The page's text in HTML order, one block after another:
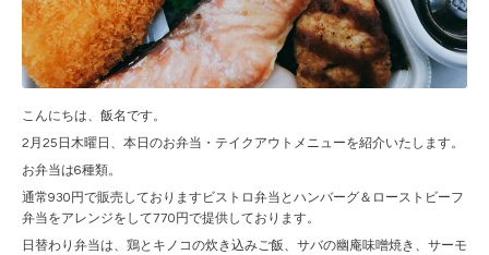
こんにちは、飯名です。
2月25日木曜日、本日のお弁当・テイクアウトメニューを紹介いたします。
お弁当は6種類。
通常930円で販売しておりますビストロ弁当とハンバーグ＆ローストビーフ
弁当をアレンジをして770円で提供しております。
日替わり弁当は、鶏とキノコの炊き込みご飯、サバの幽庵味噌焼き、サーモ